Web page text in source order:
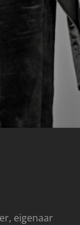
eigenaar